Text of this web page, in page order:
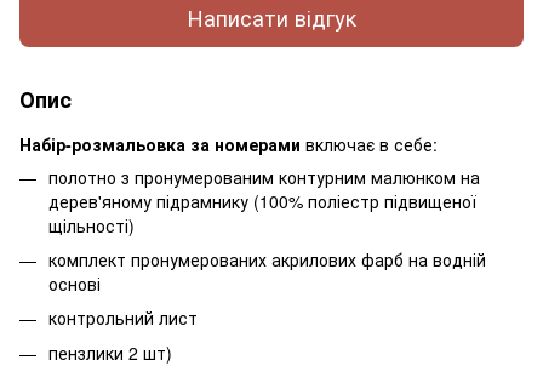
Написати відгук
Опис
Набір-розмальовка за номерами включає в себе:
полотно з пронумерованим контурним малюнком на
дерев'яному підрамнику (100% поліестр підвищеної
щільності)
комплект пронумерованих акрилових фарб на водній
основі
контрольний лист
пензлики 2 шт)